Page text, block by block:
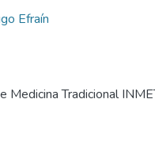
Efraín
Medicina Tradicional